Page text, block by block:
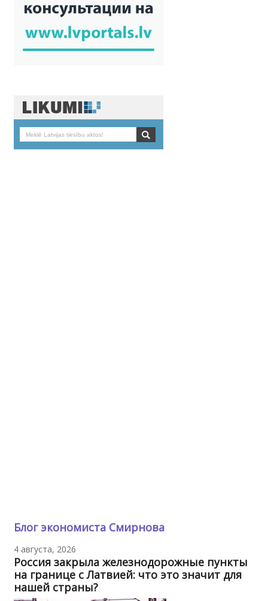
Блог экономиста Смирнова
4 августа, 2026
Россия закрыла железнодорожные пункты
на границе с Латвией: что это значит для
нашей страны?